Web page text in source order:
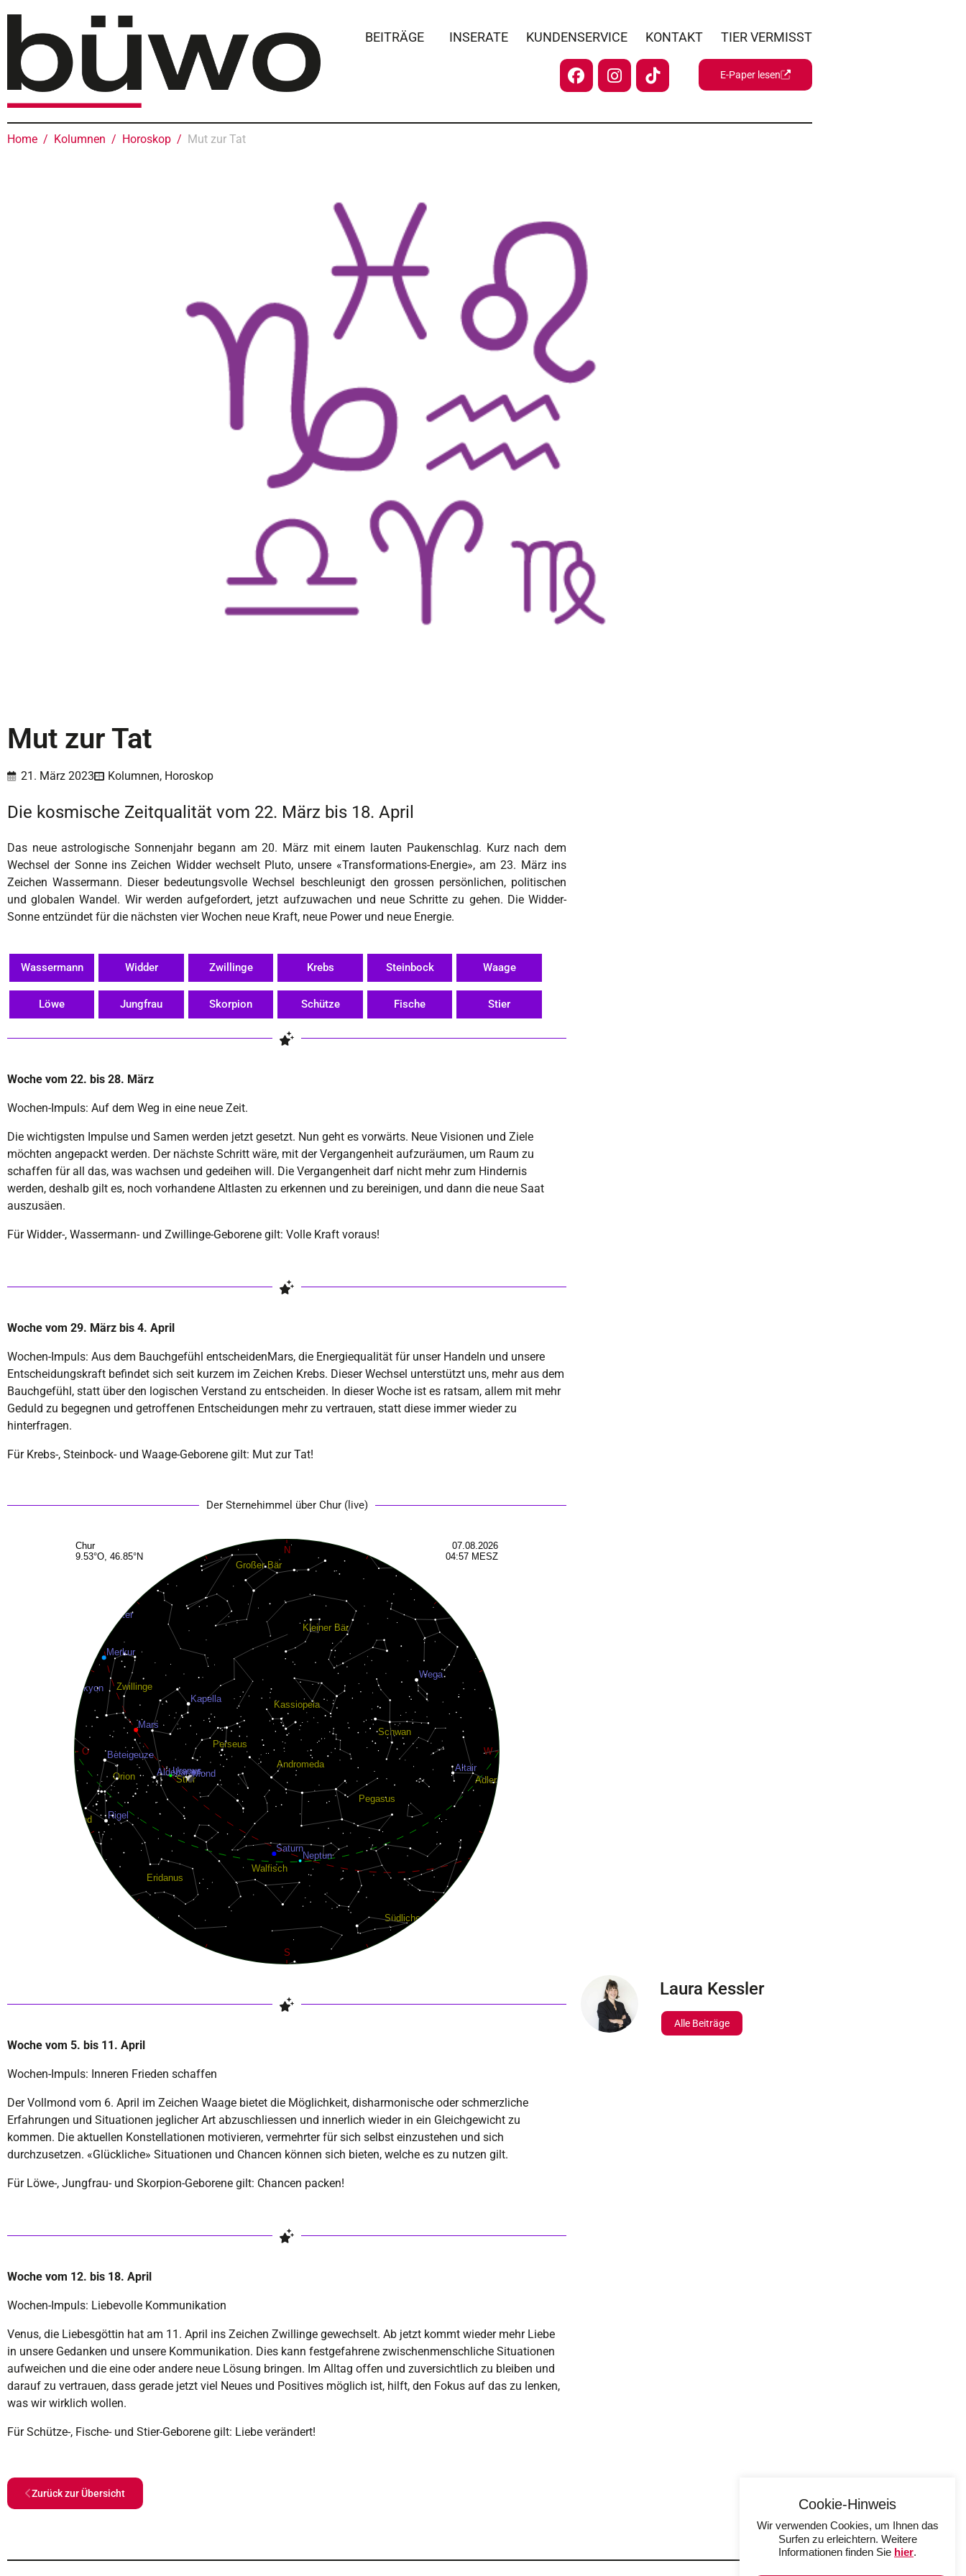
BEITRÄGE INSERATE KUNDENSERVICE KONTAKT TIER VERMISST
E-Paper lesen
Home Kolumnen Horoskop Mut zur Tat
Mut zur Tat
21. März 2023 Kolumnen, Horoskop
Die kosmische Zeitqualität vom 22. März bis 18. April
Das neue astrologische Sonnenjahr begann am 20. März mit einem lauten Paukenschlag. Kurz nach dem
Wechsel der Sonne ins Zeichen Widder wechselt Pluto, unsere «Transformations-Energie», am 23. März ins
Zeichen Wassermann. Dieser bedeutungsvolle Wechsel beschleunigt den grossen persönlichen, politischen
und globalen Wandel. Wir werden aufgefordert, jetzt aufzuwachen und neue Schritte zu gehen. Die Widder-
Sonne entzündet für die nächsten vier Wochen neue Kraft, neue Power und neue Energie.
Wassermann Widder Zwillinge Krebs Steinbock Waage
Löwe Jungfrau Skorpion Schütze Fische Stier
Woche vom 22. bis 28. März
Wochen-Impuls: Auf dem Weg in eine neue Zeit.
Die wichtigsten Impulse und Samen werden jetzt gesetzt. Nun geht es vorwärts. Neue Visionen und Ziele
möchten angepackt werden. Der nächste Schritt wäre, mit der Vergangenheit aufzuräumen, um Raum zu
schaffen für all das, was wachsen und gedeihen will. Die Vergangenheit darf nicht mehr zum Hindernis
werden, deshalb gilt es, noch vorhandene Altlasten zu erkennen und zu bereinigen, und dann die neue Saat
auszusäen.
Für Widder-, Wassermann- und Zwillinge-Geborene gilt: Volle Kraft voraus!
Woche vom 29. März bis 4. April
Wochen-Impuls: Aus dem Bauchgefühl entscheidenMars, die Energiequalität für unser Handeln und unsere
Entscheidungskraft befindet sich seit kurzem im Zeichen Krebs. Dieser Wechsel unterstützt uns, mehr aus dem
Bauchgefühl, statt über den logischen Verstand zu entscheiden. In dieser Woche ist es ratsam, allem mit mehr
Geduld zu begegnen und getroffenen Entscheidungen mehr zu vertrauen, statt diese immer wieder zu
hinterfragen.
Für Krebs-, Steinbock- und Waage-Geborene gilt: Mut zur Tat!
Der Sternehimmel über Chur (live)
Woche vom 5. bis 11. April
Wochen-Impuls: Inneren Frieden schaffen
Der Vollmond vom 6. April im Zeichen Waage bietet die Möglichkeit, disharmonische oder schmerzliche
Erfahrungen und Situationen jeglicher Art abzuschliessen und innerlich wieder in ein Gleichgewicht zu
kommen. Die aktuellen Konstellationen motivieren, vermehrter für sich selbst einzustehen und sich
durchzusetzen. «Glückliche» Situationen und Chancen können sich bieten, welche es zu nutzen gilt.
Für Löwe-, Jungfrau- und Skorpion-Geborene gilt: Chancen packen!
Woche vom 12. bis 18. April
Wochen-Impuls: Liebevolle Kommunikation
Venus, die Liebesgöttin hat am 11. April ins Zeichen Zwillinge gewechselt. Ab jetzt kommt wieder mehr Liebe
in unsere Gedanken und unsere Kommunikation. Dies kann festgefahrene zwischenmenschliche Situationen
aufweichen und die eine oder andere neue Lösung bringen. Im Alltag offen und zuversichtlich zu bleiben und
darauf zu vertrauen, dass gerade jetzt viel Neues und Positives möglich ist, hilft, den Fokus auf das zu lenken,
was wir wirklich wollen.
Für Schütze-, Fische- und Stier-Geborene gilt: Liebe verändert!
Laura Kessler
Alle Beiträge
Zurück zur Übersicht
Cookie-Hinweis
Wir verwenden Cookies, um Ihnen das
Surfen zu erleichtern. Weitere
Informationen finden Sie hier.